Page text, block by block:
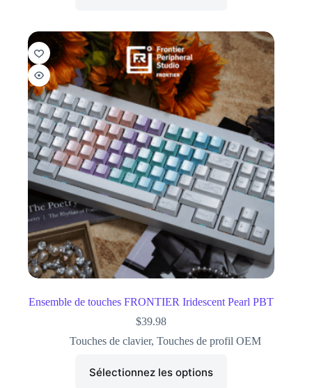
Ensemble de touches FRONTIER Iridescent Pearl PBT
$39.98
Touches de clavier, Touches de profil OEM
Sélectionnez les options